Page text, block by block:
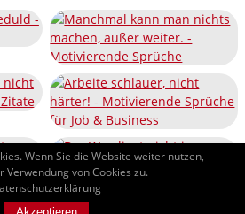
Wenn Sie die Website weiter nutzen,
Verwendung von Cookies zu.